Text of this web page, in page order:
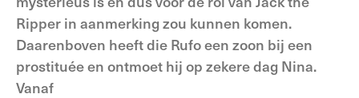
Ripper in aanmerking zou kunnen komen.
Daarenboven heeft die Rufo een zoon bij een
prostituée en ontmoet hij op zekere dag Nina.
Vanaf